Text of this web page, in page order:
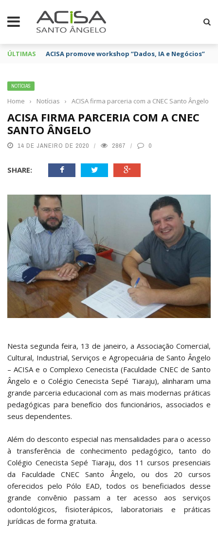
ÚLTIMAS ACISA promove workshop “Dados, IA e Negócios”
NOTÍCIAS
Home › Notícias › ACISA firma parceria com a CNEC Santo Ângelo
ACISA FIRMA PARCERIA COM A CNEC
SANTO ÂNGELO
14 DE JANEIRO DE 2020 2867 0
SHARE:
Nesta segunda feira, 13 de janeiro, a Associação Comercial,
Cultural, Industrial, Serviços e Agropecuária de Santo Ângelo
– ACISA e o Complexo Cenecista (Faculdade CNEC de Santo
Ângelo e o Colégio Cenecista Sepé Tiaraju), alinharam uma
grande parceria educacional com as mais modernas práticas
pedagógicas para benefício dos funcionários, associados e
seus dependentes.
Além do desconto especial nas mensalidades para o acesso
à transferência de conhecimento pedagógico, tanto do
Colégio Cenecista Sepé Tiaraju, dos 11 cursos presenciais
da Faculdade CNEC Santo Ângelo, ou dos 20 cursos
oferecidos pelo Pólo EAD, todos os beneficiados desse
grande convênio passam a ter acesso aos serviços
odontológicos, fisioterápicos, laboratoriais e práticas
jurídicas de forma gratuita.